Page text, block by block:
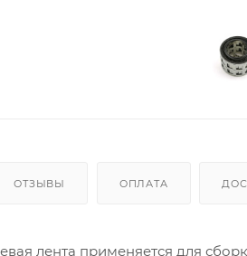
ОТЗЫВЫ ОПЛАТА
лента применяется для